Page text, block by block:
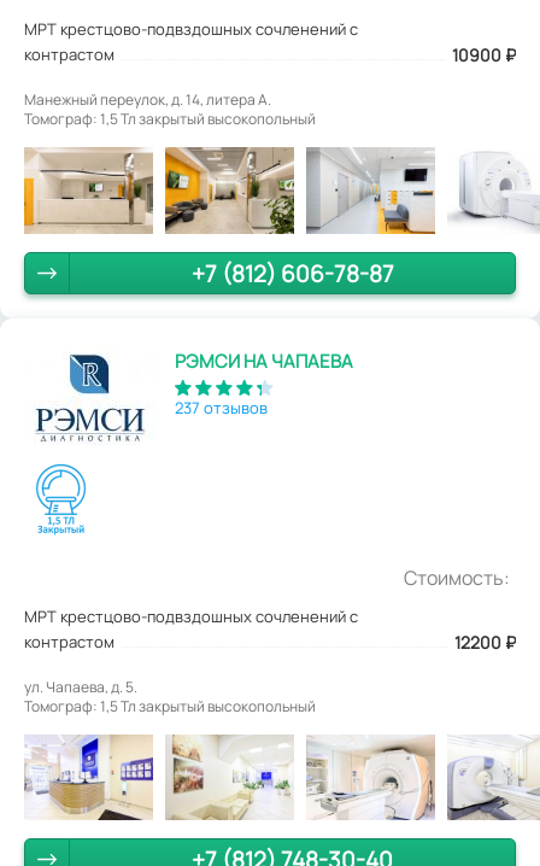
МРТ крестцово-подвздошных сочленений с
контрастом
10900 ₽
Манежный переулок, д. 14, литера А.
Томограф: 1,5 Тл закрытый высокопольный
+7 (812) 606-78-87
РЭМСИ НА ЧАПАЕВА
237 отзывов
Стоимость:
МРТ крестцово-подвздошных сочленений с
контрастом
12200 ₽
ул. Чапаева, д. 5.
Томограф: 1,5 Тл закрытый высокопольный